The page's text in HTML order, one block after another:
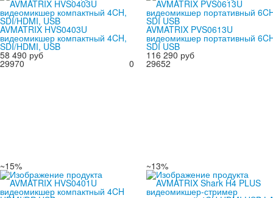
AVMATRIX HVS0403U
видеомикшер компактный 4CH,
SDI/HDMI, USB
58 490 руб
0
29970
AVMATRIX PVS0613U
видеомикшер портативный
SDI USB
116 290 руб
29652
~15% ~13%